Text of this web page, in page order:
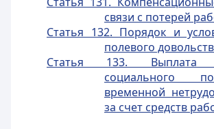
связи с потерей
Статья 132. Порядок и
полевого
Статья 133. Выплата
социального
временной
за счет средств